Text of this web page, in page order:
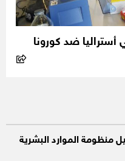
أستراليا ضد كورونا
الموارد البشرية